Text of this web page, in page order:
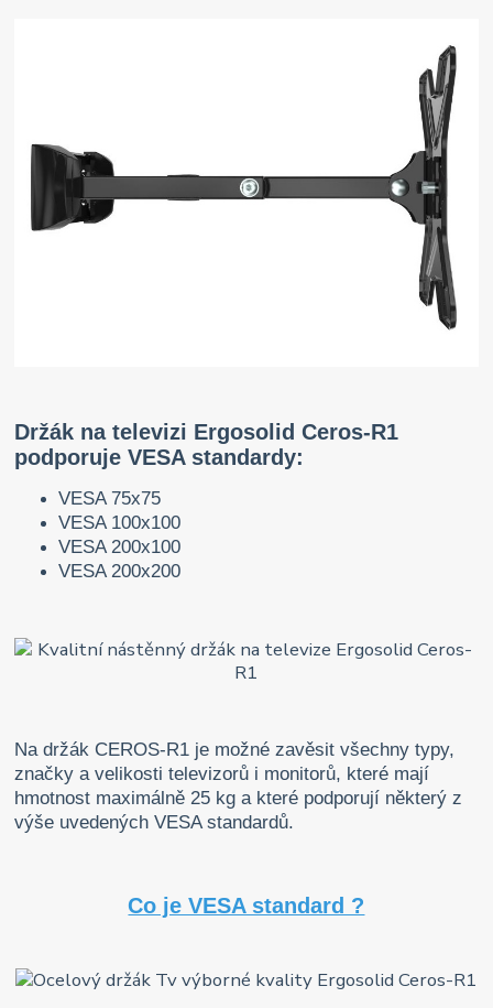
Držák na televizi Ergosolid Ceros-R1
podporuje VESA standardy:
VESA 75x75
VESA 100x100
VESA 200x100
VESA 200x200
Na držák CEROS-R1 je možné zavěsit všechny typy,
značky a velikosti televizorů i monitorů, které mají
hmotnost maximálně 25 kg a které podporují některý z
výše uvedených VESA standardů.
Co je VESA standard ?